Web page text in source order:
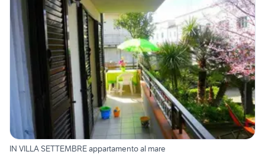
IN VILLA SETTEMBRE appartamento al mare